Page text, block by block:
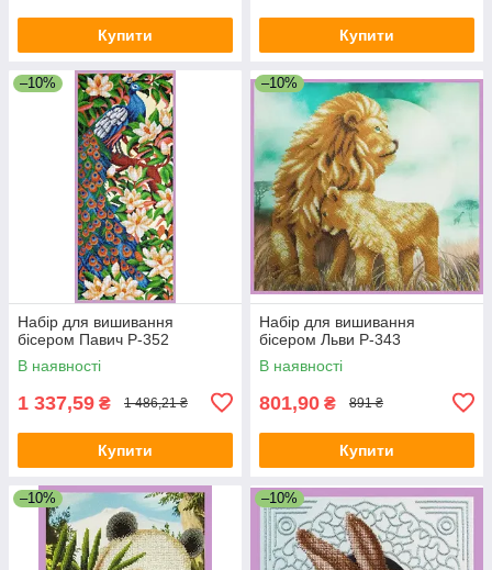
Купити Купити
–10%
Набір для вишивання
бісером Павич Р-352
В наявності
1 337,59 ₴ 1 486,21 ₴
Купити
–10%
Набір для вишивання
бісером Льви Р-343
В наявності
801,90 ₴ 891 ₴
Купити
–10% –10%